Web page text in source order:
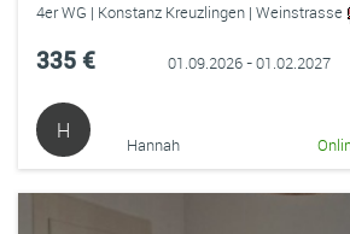
4er WG | Konstanz Kreuzlingen | Weinstrasse
335 € 01.09.2026 - 01.02.2027
H
Hannah